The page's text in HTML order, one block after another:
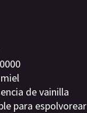
de vainilla
para espolvorear